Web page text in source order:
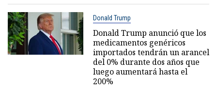
Donald Trump
Donald Trump anunció que los
medicamentos genéricos
importados tendrán un arancel
del 0% durante dos años que
luego aumentará hasta el
200%